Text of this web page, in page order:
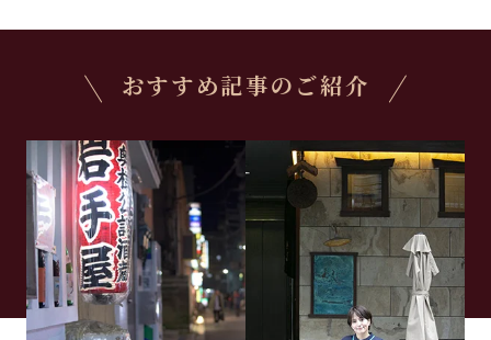
おすすめ記事のご紹介